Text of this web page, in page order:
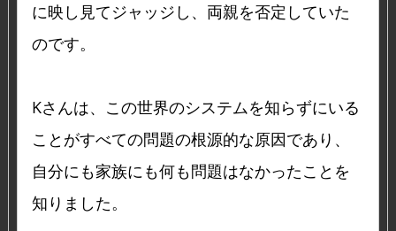
に映し見てジャッジし、両親を否定していた
のです。
Kさんは、この世界のシステムを知らずにいる
ことがすべての問題の根源的な原因であり、
自分にも家族にも何も問題はなかったことを
知りました。